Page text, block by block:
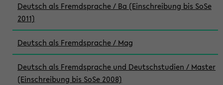
Deutsch als Fremdsprache / Ba (Einschreibung bis SoSe
2011)
Deutsch als Fremdsprache / Mag
Deutsch als Fremdsprache und Deutschstudien / Master
(Einschreibung bis SoSe 2008)